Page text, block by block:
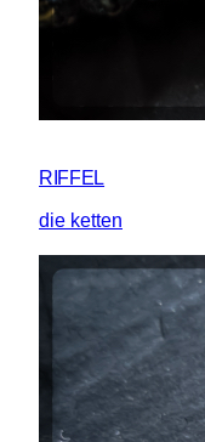
RIFFEL
die ketten